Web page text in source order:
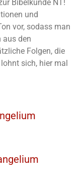
Bibelkunde NT!
und
vor, sodass man
aus den
Folgen, die
sich, hier mal